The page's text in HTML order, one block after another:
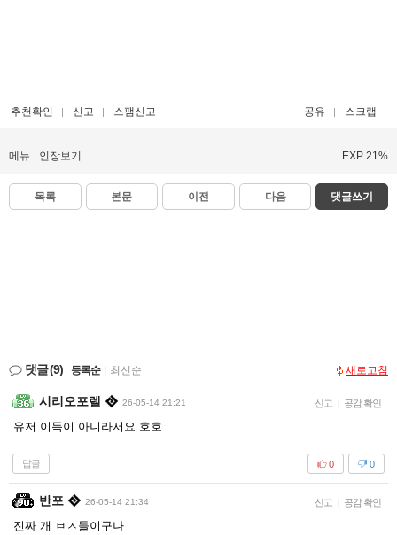
추천확인 신고 스팸신고 공유 스크랩
메뉴 인장보기 EXP 21%
목록 본문 이전 다음 댓글쓰기
댓글(9) 등록순 최신순 새로고침
시리오포렐 26-05-14 21:21 신고 | 공감 확인
유저 이득이 아니라서요 호호
답글 0
0
반포 26-05-14 21:34 신고 | 공감 확인
진짜 개 ㅂㅅ들이구나